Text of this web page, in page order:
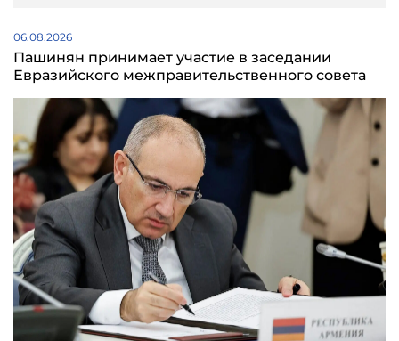
06.08.2026
Пашинян принимает участие в заседании
Евразийского межправительственного совета